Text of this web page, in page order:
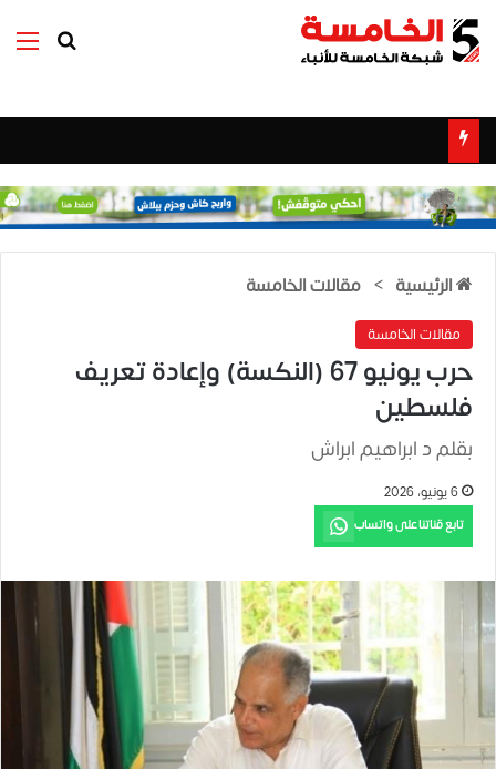
بحث عن
الرئيسية > مقالات الخامسة
مقالات الخامسة
حرب يونيو 67 (النكسة) وإعادة تعريف
فلسطين
بقلم د ابراهيم ابراش
6 يونيو، 2026
تابع قناتنا على واتساب